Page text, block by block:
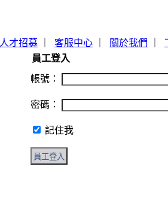
人才招募 客服中心 關於我們
員工登入
帳號：
密碼：
記住我